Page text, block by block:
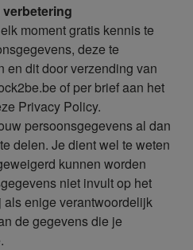
moment gratis kennis te
deze te
en dit door verzending van
of per brief aan het
Privacy Policy.
persoonsgegevens al dan
delen. Je dient wel te weten
kunnen worden
niet invult op het
enige verantwoordelijk
de gegevens die je